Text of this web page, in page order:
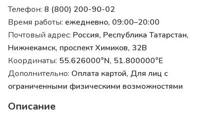
Телефон: 8 (800) 200-90-02
Время работы: ежедневно, 09:00–20:00
Почтовый адрес: Россия, Республика Татарстан,
Нижнекамск, проспект Химиков, 32В
Координаты: 55.626000°N, 51.800000°E
Дополнительно: Оплата картой, Для лиц с
ограниченными физическими возможностями
Описание